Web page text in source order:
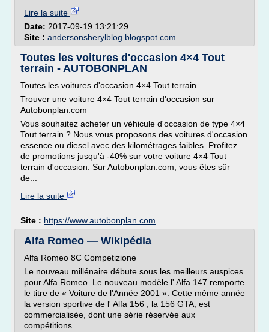
Lire la suite
Date: 2017-09-19 13:21:29
Site : andersonsherylblog.blogspot.com
Toutes les voitures d'occasion 4×4 Tout
terrain - AUTOBONPLAN
Toutes les voitures d'occasion 4×4 Tout terrain
Trouver une voiture 4×4 Tout terrain d'occasion sur
Autobonplan.com
Vous souhaitez acheter un véhicule d'occasion de type 4×4
Tout terrain ? Nous vous proposons des voitures d'occasion
essence ou diesel avec des kilométrages faibles. Profitez
de promotions jusqu'à -40% sur votre voiture 4×4 Tout
terrain d'occasion. Sur Autobonplan.com, vous êtes sûr
de...
Lire la suite
Site : https://www.autobonplan.com
Alfa Romeo — Wikipédia
Alfa Romeo 8C Competizione
Le nouveau millénaire débute sous les meilleurs auspices
pour Alfa Romeo. Le nouveau modèle l' Alfa 147 remporte
le titre de « Voiture de l'Année 2001 ». Cette même année
la version sportive de l' Alfa 156 , la 156 GTA, est
commercialisée, dont une série réservée aux
compétitions.